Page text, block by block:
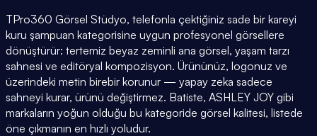
TPro360 Görsel Stüdyo, telefonla çektiğiniz sade bir kareyi
kuru şampuan kategorisine uygun profesyonel görsellere
dönüştürür: tertemiz beyaz zeminli ana görsel, yaşam tarzı
sahnesi ve editöryal kompozisyon. Ürününüz, logonuz ve
üzerindeki metin birebir korunur — yapay zeka sadece
sahneyi kurar, ürünü değiştirmez. Batiste, ASHLEY JOY gibi
markaların yoğun olduğu bu kategoride görsel kalitesi, listede
öne çıkmanın en hızlı yoludur.